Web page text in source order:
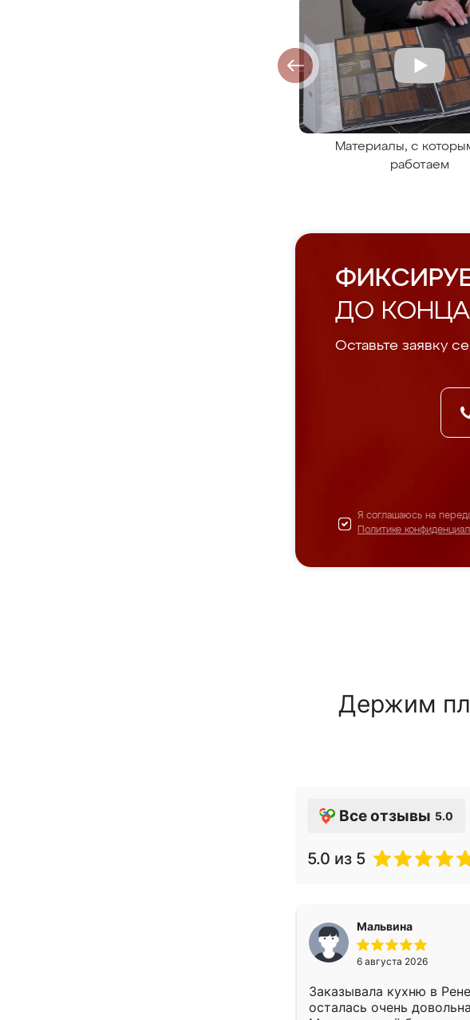
Материалы, с
работаем
ДО КОНЦА
Оставьте заявку
Я соглашаюсь на
Политике
Держим
Все отзывы 5.0
5.0 из 5
Мальвина
6 августа 2026
Заказывала кухню в
осталась очень